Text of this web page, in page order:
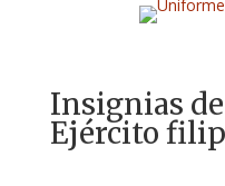
Insignias
Ejército